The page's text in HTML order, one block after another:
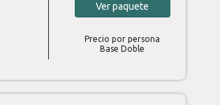
Verpaquete
Precio por persona
Base Doble